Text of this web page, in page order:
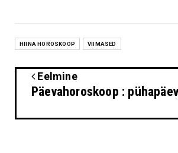
HIINA HOROSKOOP VIIMASED
Eelmine
Päevahoroskoop :